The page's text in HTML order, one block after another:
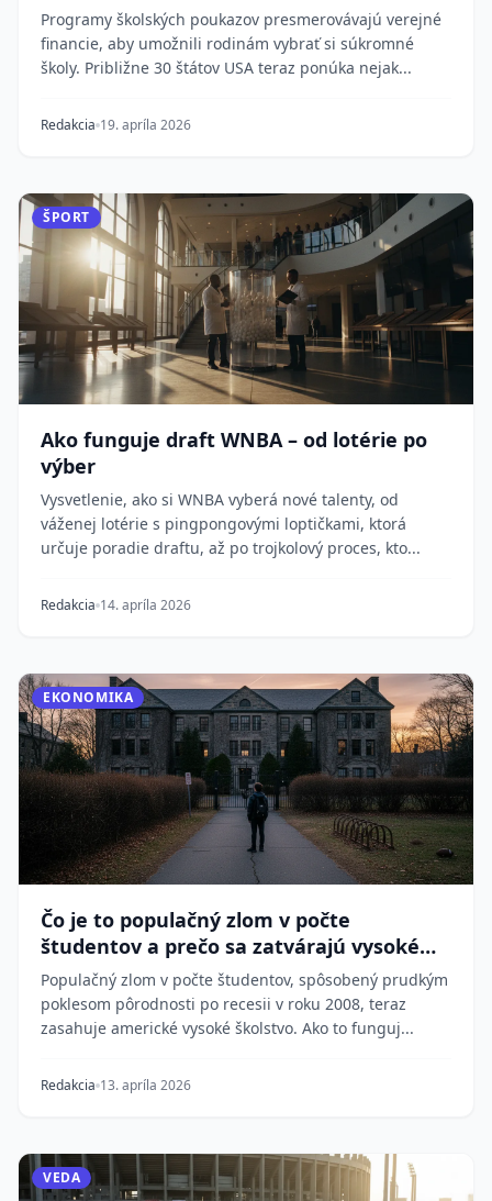
Programy školských poukazov presmerovávajú verejné
financie, aby umožnili rodinám vybrať si súkromné
školy. Približne 30 štátov USA teraz ponúka nejak...
Redakcia 19. apríla 2026
ŠPORT
Ako funguje draft WNBA – od lotérie po
výber
Vysvetlenie, ako si WNBA vyberá nové talenty, od
váženej lotérie s pingpongovými loptičkami, ktorá
určuje poradie draftu, až po trojkolový proces, kto...
Redakcia 14. apríla 2026
EKONOMIKA
Čo je to populačný zlom v počte
študentov a prečo sa zatvárajú vysoké
školy?
Populačný zlom v počte študentov, spôsobený prudkým
poklesom pôrodnosti po recesii v roku 2008, teraz
zasahuje americké vysoké školstvo. Ako to funguj...
Redakcia 13. apríla 2026
VEDA